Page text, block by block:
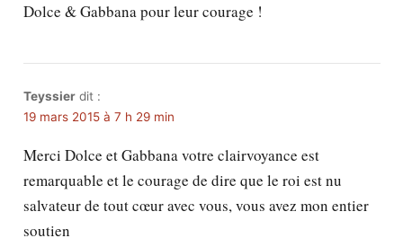
Dolce & Gabbana pour leur courage !
Teyssier dit :
19 mars 2015 à 7 h 29 min
Merci Dolce et Gabbana votre clairvoyance est
remarquable et le courage de dire que le roi est nu
salvateur de tout cœur avec vous, vous avez mon entier
soutien